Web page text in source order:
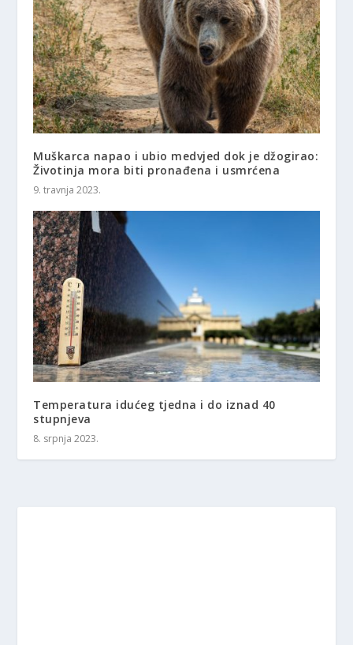
Muškarca napao i ubio medvjed dok je džogirao:
Životinja mora biti pronađena i usmrćena
9. travnja 2023.
Temperatura idućeg tjedna i do iznad 40
stupnjeva
8. srpnja 2023.